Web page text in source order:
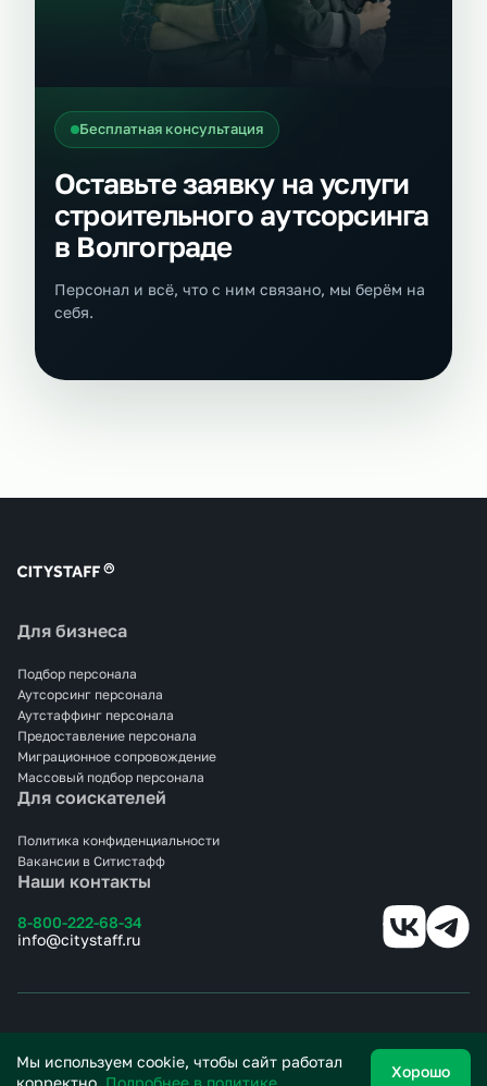
Бесплатная консультация
Оставьте заявку на услуги
строительного аутсорсинга
в Волгограде
Персонал и всё, что с ним связано, мы берём на
себя.
Наши контакты
8-800-222-68-34
info@citystaff.ru
Для бизнеса
Подбор персонала
Аутсорсинг персонала
Аутстаффинг персонала
Предоставление персонала
Миграционное сопровождение
Массовый подбор персонала
Для соискателей
Политика конфиденциальности
Вакансии в Ситистафф
Все права защищены.
Мы используем cookie, чтобы сайт работал
корректно. Подробнее в политике
Хорошо